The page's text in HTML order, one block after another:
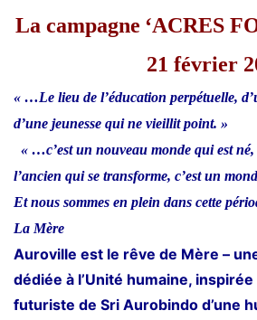
La campagne ‘ACRES
21 février
« …Le lieu de l’éducation perpétuelle,
d’une jeunesse qui ne vieillit point. »
« …c’est un nouveau monde qui est né,
l’ancien qui se transforme, c’est un
Et nous sommes en plein dans cette
La Mère
Auroville est le rêve de Mère –
dédiée à l’Unité humaine,
futuriste de Sri Aurobindo d’une